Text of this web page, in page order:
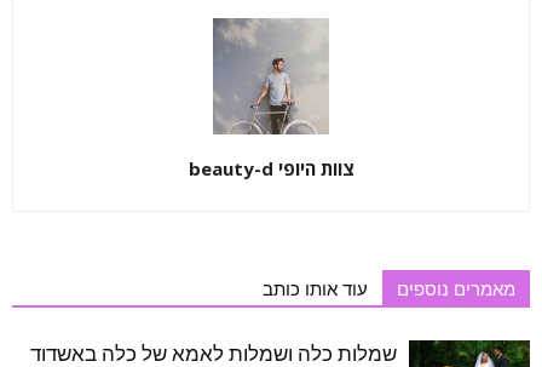
צוות היופי beauty-d
מאמרים נוספים עוד אותו כותב
שמלות כלה ושמלות לאמא של כלה באשדוד